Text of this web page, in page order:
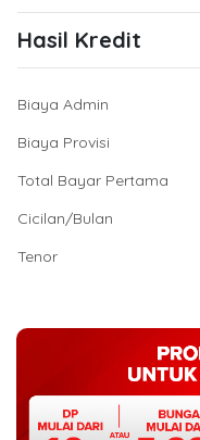
Hasil Kredit
Biaya Admin
Biaya Provisi
Total Bayar Pertama
Cicilan/Bulan
Tenor